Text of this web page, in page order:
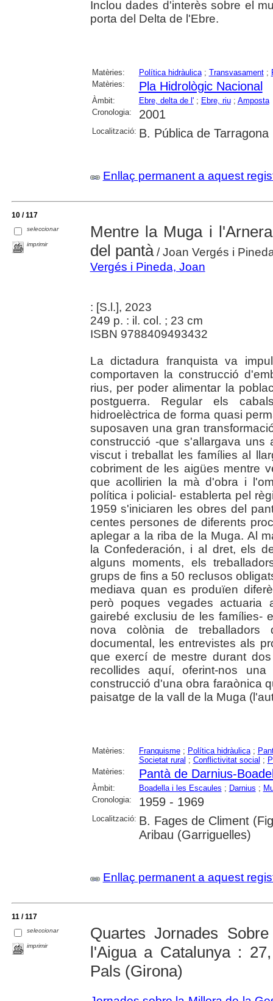
Inclou dades d'interès sobre el
porta del Delta de l'Ebre.
Matèries: Política hidràulica; Transvasament;
Matèries:
Pla Hidrològic Nacional
Àmbit: Ebre, delta de l'; Ebre, riu; Amposta
Cronologia:
2001
Localització: B. Pública de Tarragona
Enllaç permanent a aquest
10 / 117
seleccionar
imprimir
Mentre la Muga i
del pantà/ Joan Vergés i
Vergés i Pineda, Joan
: [S.l.], 2023
249 p. : il. col. ; 23 cm
ISBN 9788409493432
La dictadura franquista va
comportaven la construcció
rius, per poder alimentar la
postguerra. Regular els
hidroelèctrica de forma quasi
suposaven una gran
construcció -que s'allargava
viscut i treballat les famílies al
cobriment de les aigües mentre
que acollirien la mà d'obra i
política i policial- establerta pel
1959 s'iniciaren les obres del
centes persones de diferents
aplegar a la riba de la Muga. Al
la Confederación, i al dret, els
alguns moments, els
grups de fins a 50 reclusos
mediava quan es produïen
però poques vegades actuaria
gairebé exclusiu de les famílies-
nova colònia de treballadors
documental, les entrevistes als
que exercí de mestre durant
recollides aquí, oferint-nos
construcció d'una obra faraònica
paisatge de la vall de la Muga
Matèries: Franquisme; Política hidràulica;
Societat rural ; Conflictivitat social ;
Matèries:
Pantà de Darnius-
Àmbit: Boadella i les Escaules ; Darnius ;
Cronologia:
1959 - 1969
Localització: B. Fages de Climent
Aribau (Garriguelles)
Enllaç permanent a aquest
11 / 117
seleccionar
imprimir
Quartes Jornades
l'Aigua a Catalunya :
Pals (Girona)